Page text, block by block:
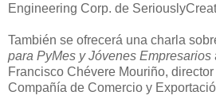
Engineering Corp. de
También se ofrecerá una charla
para PyMes y Jóvenes Empresarios
Francisco Chévere Mouriño, director
Compañía de Comercio y